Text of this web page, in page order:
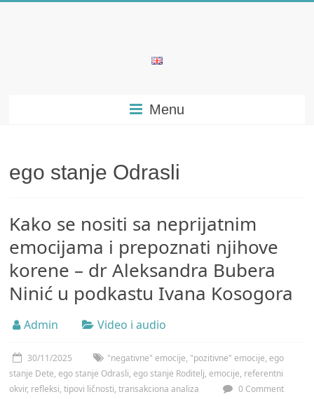
Menu
ego stanje Odrasli
Kako se nositi sa neprijatnim
emocijama i prepoznati njihove
korene – dr Aleksandra Bubera
Ninić u podkastu Ivana Kosogora
Admin Video i audio
30/11/2025 "negativne" emocije, "pozitivne" emocije,ego
stanje Dete,ego stanje Odrasli,ego stanje Roditelj,emocije, referentni
okvir, refleksi,tipovi ličnosti,transakciona analiza 0 Comment